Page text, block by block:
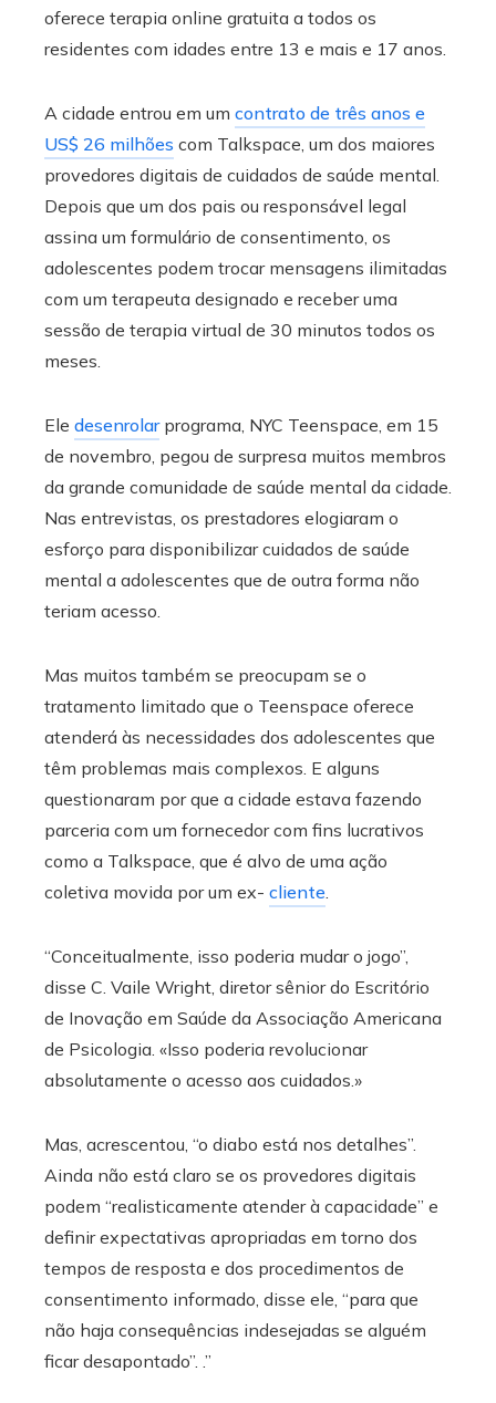
oferece terapia online gratuita a todos os
residentes com idades entre 13 e mais e 17 anos.
A cidade entrou em um contrato de três anos e
US$ 26 milhões com Talkspace, um dos maiores
provedores digitais de cuidados de saúde mental.
Depois que um dos pais ou responsável legal
assina um formulário de consentimento, os
adolescentes podem trocar mensagens ilimitadas
com um terapeuta designado e receber uma
sessão de terapia virtual de 30 minutos todos os
meses.
Ele desenrolarprograma, NYC Teenspace, em 15
de novembro, pegou de surpresa muitos membros
da grande comunidade de saúde mental da cidade.
Nas entrevistas, os prestadores elogiaram o
esforço para disponibilizar cuidados de saúde
mental a adolescentes que de outra forma não
teriam acesso.
Mas muitos também se preocupam se o
tratamento limitado que o Teenspace oferece
atenderá às necessidades dos adolescentes que
têm problemas mais complexos. E alguns
questionaram por que a cidade estava fazendo
parceria com um fornecedor com fins lucrativos
como a Talkspace, que é alvo de uma ação
coletiva movida por um ex- cliente.
“Conceitualmente, isso poderia mudar o jogo”,
disse C. Vaile Wright, diretor sênior do Escritório
de Inovação em Saúde da Associação Americana
de Psicologia. «Isso poderia revolucionar
absolutamente o acesso aos cuidados.»
Mas, acrescentou, “o diabo está nos detalhes”.
Ainda não está claro se os provedores digitais
podem “realisticamente atender à capacidade” e
definir expectativas apropriadas em torno dos
tempos de resposta e dos procedimentos de
consentimento informado, disse ele, “para que
não haja consequências indesejadas se alguém
ficar desapontado”. .”